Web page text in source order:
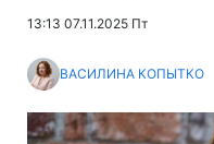
13:13 07.11.2025 Пт
ВАСИЛИНА КОПЫТКО